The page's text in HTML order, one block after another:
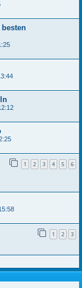
1 2 3 4 5 6
1 2 3